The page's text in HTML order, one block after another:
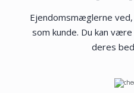
Få salgstilbud nu
Ejendomsmæglerne
som kunde. Du kan
deres